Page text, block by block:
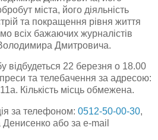
міста, його діяльність
та покращення рівня життя
всіх бажаючих журналістів
Дмитровича.
відбудеться 22 березня о 18.00
та телебачення за адресою:
Кількість місць обмежена.
за телефоном: 0512-50-00-30,
Денисенко або за e-mail